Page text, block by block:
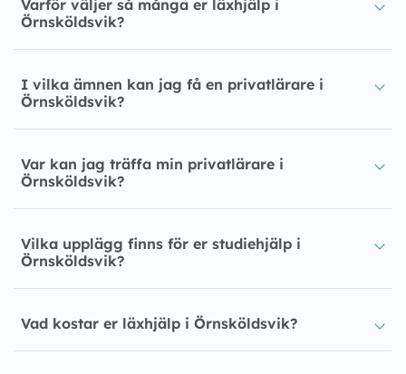
Varför väljer så många er läxhjälp i
Örnsköldsvik?
I vilka ämnen kan jag få en privatlärare i
Örnsköldsvik?
Var kan jag träffa min privatlärare i
Örnsköldsvik?
Vilka upplägg finns för er studiehjälp i
Örnsköldsvik?
Vad kostar er läxhjälp i Örnsköldsvik?